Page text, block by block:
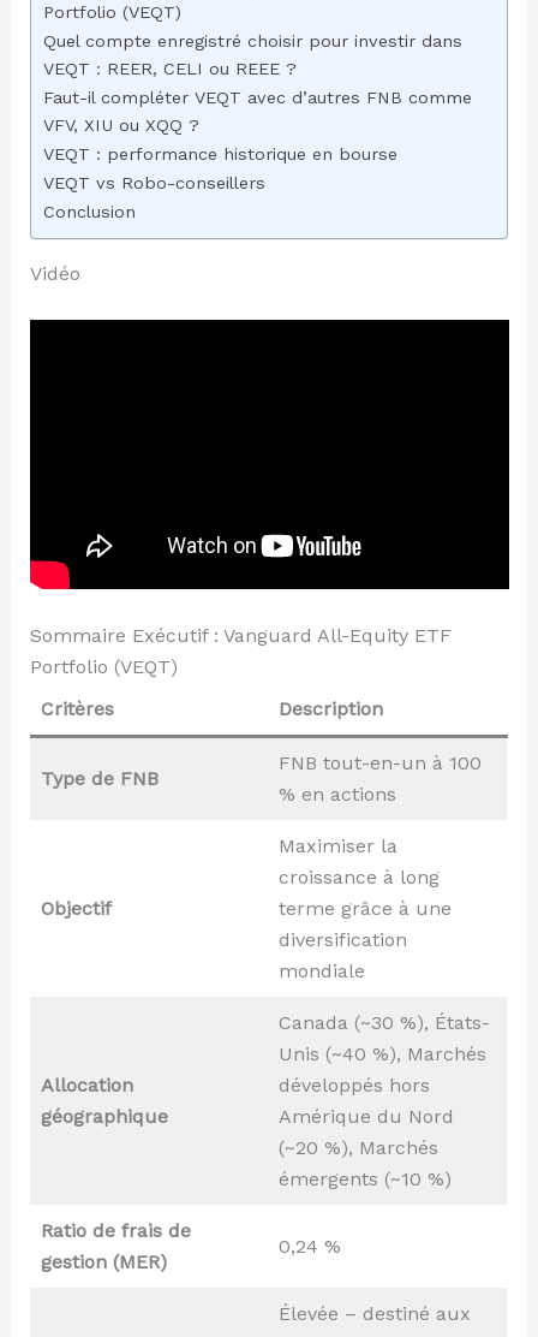
Portfolio (VEQT)
Quel compte enregistré choisir pour investir dans
VEQT : REER, CELI ou REEE ?
Faut-il compléter VEQT avec d’autres FNB comme
VFV, XIU ou XQQ ?
VEQT : performance historique en bourse
VEQT vs Robo-conseillers
Conclusion
Vidéo
Sommaire Exécutif : Vanguard All-Equity ETF
Portfolio (VEQT)
Critères
Description
Type de FNB
FNB tout-en-un à 100
% en actions
Objectif
Maximiser la
croissance à long
terme grâce à une
diversification
mondiale
Allocation
géographique
Canada (~30 %), États-
Unis (~40 %), Marchés
développés hors
Amérique du Nord
(~20 %), Marchés
émergents (~10 %)
Ratio de frais de
gestion (MER)
0,24 %
Élevée – destiné aux